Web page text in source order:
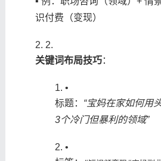
识付费（变现）
2.
​关键词布局技巧​​：
•
标题： “宝妈在家如何用
3个冷门但暴利的领域”
•